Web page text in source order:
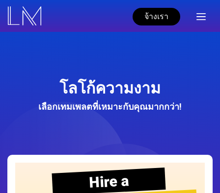
จ้างเรา
โลโก้ความงาม
เลือกเทมเพลตที่เหมาะกับคุณมากกว่า!
Hire a